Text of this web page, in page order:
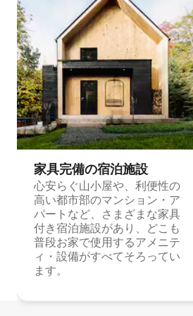
家具完備の宿⁠泊⁠施⁠設
心安らぐ山小屋や、利便性の
高い都市部のマンション・ア
パートなど、さまざまな家具
付き宿泊施設があり、どこも
普段お家で使用するアメニテ
ィ・設備がすべてそろってい
ます。